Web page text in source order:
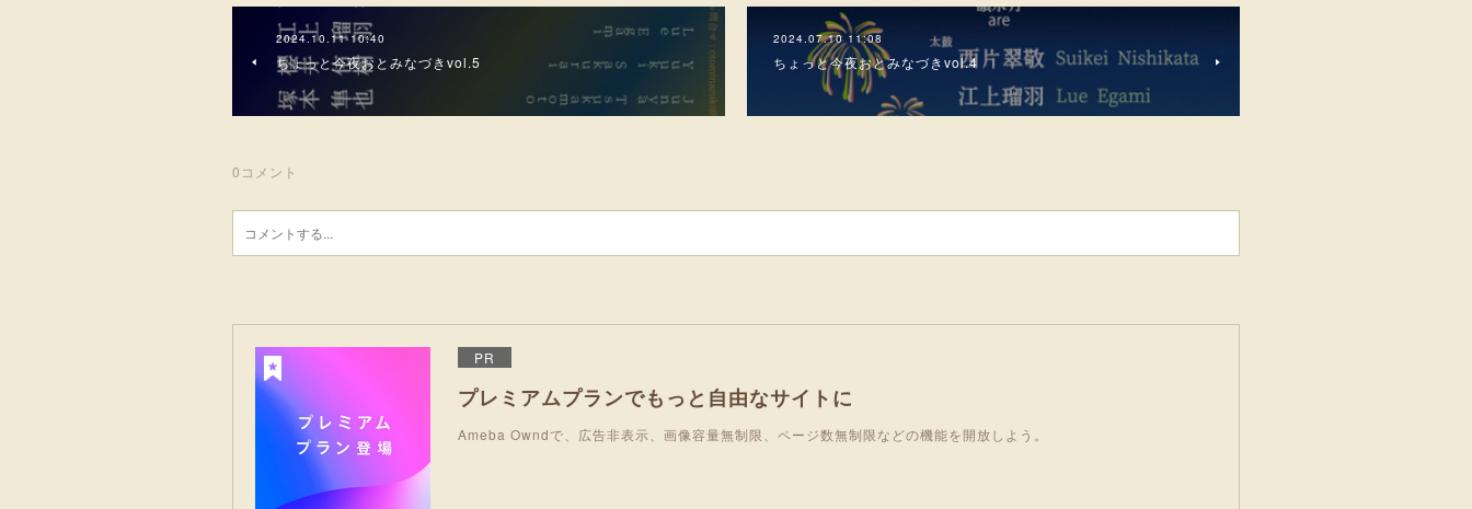
2024.10.11 10:40
ちょっと今夜おとみなづきvol.5
2024.07.10 11:08
ちょっと今夜おとみなづきvol.4
0 コメント
PR
プレミアムプランでもっと自由なサイトに
Ameba Owndで、広告非表示、画像容量無制限、ページ数無制限などの機能を開放しよう。